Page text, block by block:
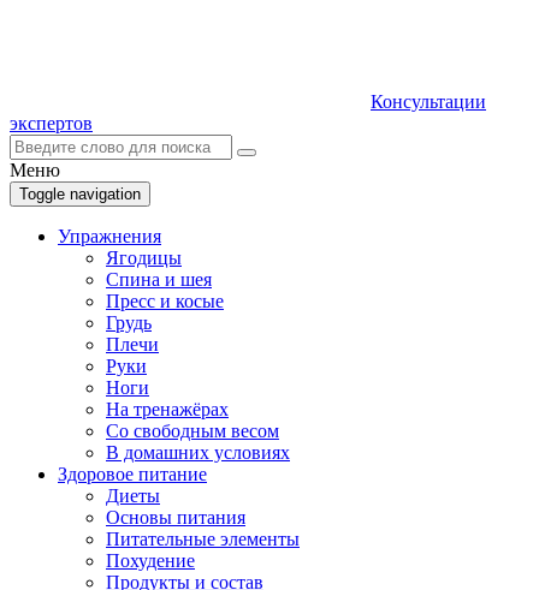
Консультации
экспертов
Меню
Toggle navigation
Упражнения
Ягодицы
Спина и шея
Пресс и косые
Грудь
Плечи
Руки
Ноги
На тренажёрах
Со свободным весом
В домашних условиях
Здоровое питание
Диеты
Основы питания
Питательные элементы
Похудение
Продукты и состав